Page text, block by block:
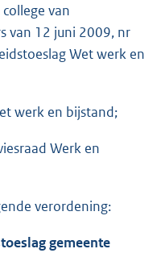
van
van 12 juni 2009, nr
Wet werk en
werk en bijstand;
Werk en
verordening:
gemeente